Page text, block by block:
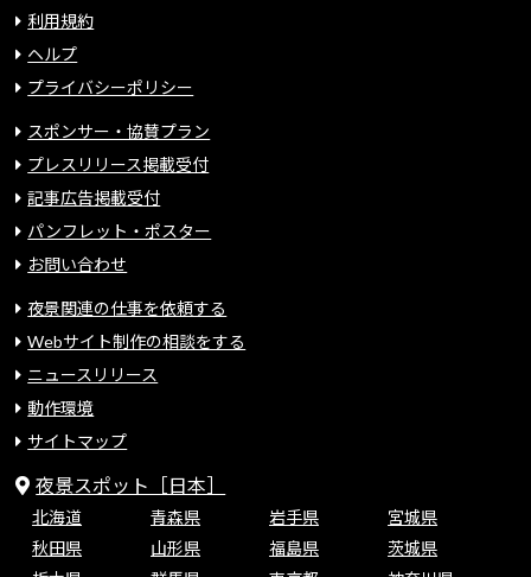
利用規約
ヘルプ
プライバシーポリシー
スポンサー・協賛プラン
プレスリリース掲載受付
記事広告掲載受付
パンフレット・ポスター
お問い合わせ
夜景関連の仕事を依頼する
Webサイト制作の相談をする
ニュースリリース
動作環境
サイトマップ
夜景スポット［日本］
北海道 青森県 岩手県
宮城県
秋田県
山形県 福島県
茨城県